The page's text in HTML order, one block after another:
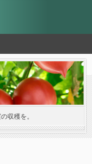
収穫を。